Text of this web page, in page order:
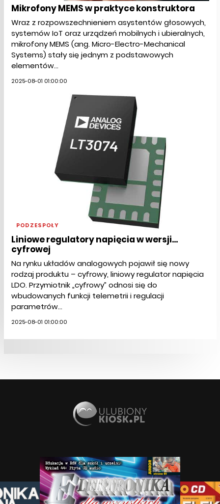
Mikrofony MEMS w praktyce konstruktora
Wraz z rozpowszechnieniem asystentów głosowych,
systemów IoT oraz urządzeń mobilnych i ubieralnych,
mikrofony MEMS (ang. Micro-Electro-Mechanical
Systems) stały się jednym z podstawowych
elementów...
2025-08-01 01:00:00
PODZESPOŁY
Liniowe regulatory napięcia w wersji...
cyfrowej
Na rynku układów analogowych pojawił się nowy
rodzaj produktu – cyfrowy, liniowy regulator napięcia
LDO. Przymiotnik „cyfrowy” odnosi się do
wbudowanych funkcji telemetrii i regulacji
parametrów...
2025-08-01 01:00:00